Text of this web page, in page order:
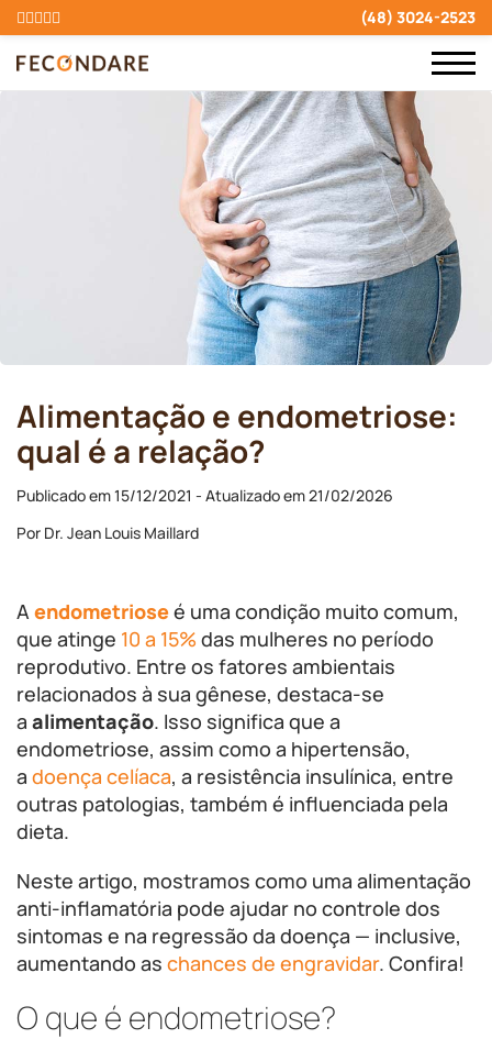
(48) 3024-2523
Alimentação e endometriose:
qual é a relação?
Publicado em 15/12/2021 - Atualizado em 21/02/2026
Por Dr. Jean Louis Maillard
A endometrioseé uma condição muito comum,
que atinge 10 a 15% das mulheres no período
reprodutivo. Entre os fatores ambientais
relacionados à sua gênese, destaca-se
a alimentação. Isso significa que a
endometriose, assim como a hipertensão,
a doença celíaca, a resistência insulínica, entre
outras patologias, também é influenciada pela
dieta.
Neste artigo, mostramos como uma alimentação
anti-inflamatória pode ajudar no controle dos
sintomas e na regressão da doença — inclusive,
aumentando as chances de engravidar. Confira!
O que é endometriose?